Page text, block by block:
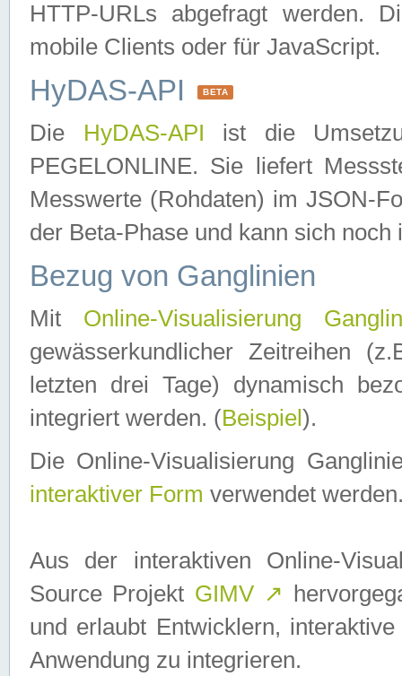
HTTP-URLs abgefragt werden.
mobile Clients oder für JavaScript.
HyDAS-API BETA
Die HyDAS-API ist die
PEGELONLINE. Sie liefert
Messwerte (Rohdaten) im JSON-
der Beta-Phase und kann sich noch
Bezug von Ganglinien
Mit Online-Visualisierung
gewässerkundlicher Zeitreihen
letzten drei Tage) dynamisch
integriert werden. (Beispiel ).
Die Online-Visualisierung
interaktiver Form verwendet
Aus der interaktiven Online-
Source Projekt GIMV ↗
und erlaubt Entwicklern,
Anwendung zu integrieren.